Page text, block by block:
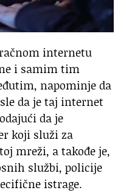
internetu
i samim tim
napominje da
da je taj internet
da je
koji služi za
mreži, a takođe je,
službi, policije
istrage.